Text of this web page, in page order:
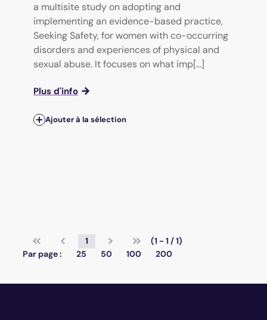
a multisite study on adopting and
implementing an evidence-based practice,
Seeking Safety, for women with co-occurring
disorders and experiences of physical and
sexual abuse. It focuses on what imp[...]
Plus d'info
Ajouter à la sélection
1
(1 - 1 / 1)
Par page :
25 50 100 200